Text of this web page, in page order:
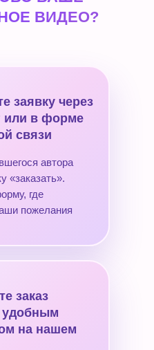
ВИДЕО?
автора
«заказать».
где
пожелания
заявку через
или в форме
связи
заказ
удобным
на нашем